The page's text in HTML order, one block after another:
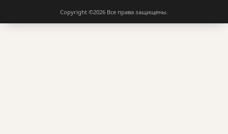
Copyright ©2026 Все права защищены.